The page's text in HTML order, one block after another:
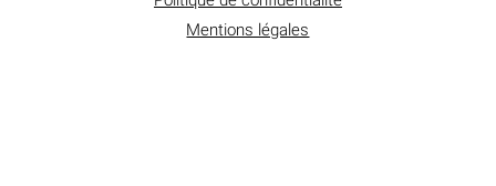
Mentions légales